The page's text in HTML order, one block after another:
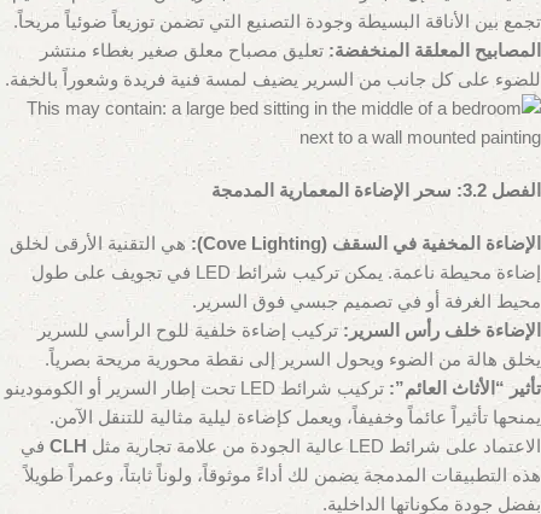
تجمع بين الأناقة البسيطة وجودة التصنيع التي تضمن توزيعاً ضوئياً مريحاً.
المصابيح المعلقة المنخفضة: تعليق مصباح معلق صغير بغطاء منتشر
للضوء على كل جانب من السرير يضيف لمسة فنية فريدة وشعوراً بالخفة.
الفصل 3.2: سحر الإضاءة المعمارية المدمجة
الإضاءة المخفية في السقف (Cove Lighting):
هي التقنية الأرقى لخلق
إضاءة محيطة ناعمة. يمكن تركيب شرائط LED في تجويف على طول
محيط الغرفة أو في تصميم جبسي فوق السرير.
الإضاءة خلف رأس السرير: تركيب إضاءة خلفية للوح الرأسي للسرير
يخلق هالة من الضوء ويحول السرير إلى نقطة محورية مريحة بصرياً.
تأثير “الأثاث العائم”:
تركيب شرائط LED تحت إطار السرير أو الكومودينو
يمنحها تأثيراً عائماً وخفيفاً، ويعمل كإضاءة ليلية مثالية للتنقل الآمن.
الاعتماد على شرائط LED عالية الجودة من علامة تجارية مثل
CLH في
هذه التطبيقات المدمجة يضمن لك أداءً موثوقاً، ولوناً ثابتاً، وعمراً طويلاً
بفضل جودة مكوناتها الداخلية.